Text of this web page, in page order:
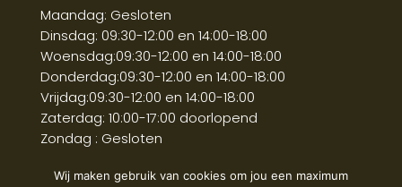
Maandag: Gesloten
Dinsdag: 09:30-12:00 en 14:00-18:00
Woensdag:09:30-12:00 en 14:00-18:00
Donderdag:09:30-12:00 en 14:00-18:00
Vrijdag:09:30-12:00 en 14:00-18:00
Zaterdag: 10:00-17:00 doorlopend
Zondag : Gesloten
Wij maken gebruik van cookies om jou een maximum